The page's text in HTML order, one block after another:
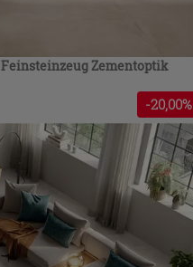
Feinsteinzeug Zementoptik
-20,00%